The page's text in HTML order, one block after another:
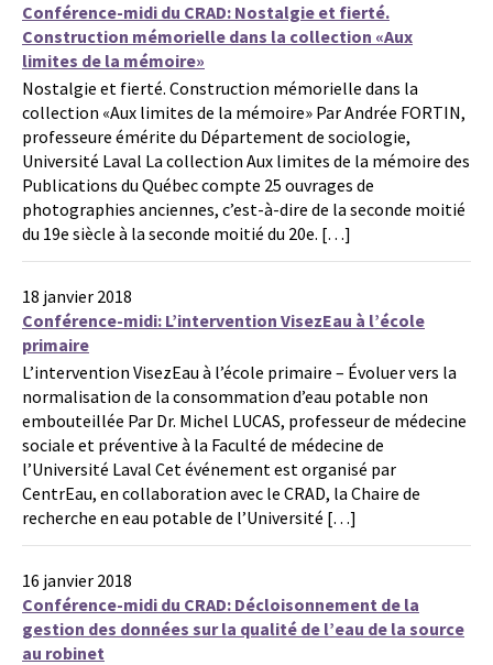
Conférence-midi du CRAD: Nostalgie et fierté.
Construction mémorielle dans la collection «Aux
limites de la mémoire»
Nostalgie et fierté. Construction mémorielle dans la
collection «Aux limites de la mémoire» Par Andrée FORTIN,
professeure émérite du Département de sociologie,
Université Laval La collection Aux limites de la mémoire des
Publications du Québec compte 25 ouvrages de
photographies anciennes, c’est-à-dire de la seconde moitié
du 19e siècle à la seconde moitié du 20e. […]
18 janvier 2018
Conférence-midi: L’intervention VisezEau à l’école
primaire
L’intervention VisezEau à l’école primaire – Évoluer vers la
normalisation de la consommation d’eau potable non
embouteillée Par Dr. Michel LUCAS, professeur de médecine
sociale et préventive à la Faculté de médecine de
l’Université Laval Cet événement est organisé par
CentrEau, en collaboration avec le CRAD, la Chaire de
recherche en eau potable de l’Université […]
16 janvier 2018
Conférence-midi du CRAD: Décloisonnement de la
gestion des données sur la qualité de l’eau de la source
au robinet